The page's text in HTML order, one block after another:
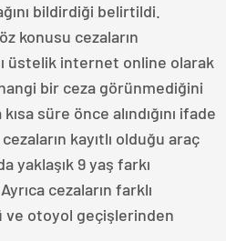
bildirdiği belirtildi.
konusu cezaların
üstelik internet online olarak
bir ceza görünmediğini
süre önce alındığını ifade
kayıtlı olduğu araç
yaklaşık 9 yaş farkı
cezaların farklı
ve otoyol geçişlerinden